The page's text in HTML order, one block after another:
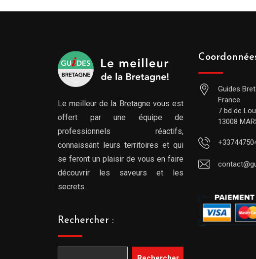
Le meilleur de la Bretagne vous est
offert par une équipe de
professionnels réactifs,
connaissant leurs territoires et qui
se feront un plaisir de vous en faire
découvrir les saveurs et les
secrets.
Rechercher :
Guides
France
7 bd de
13008